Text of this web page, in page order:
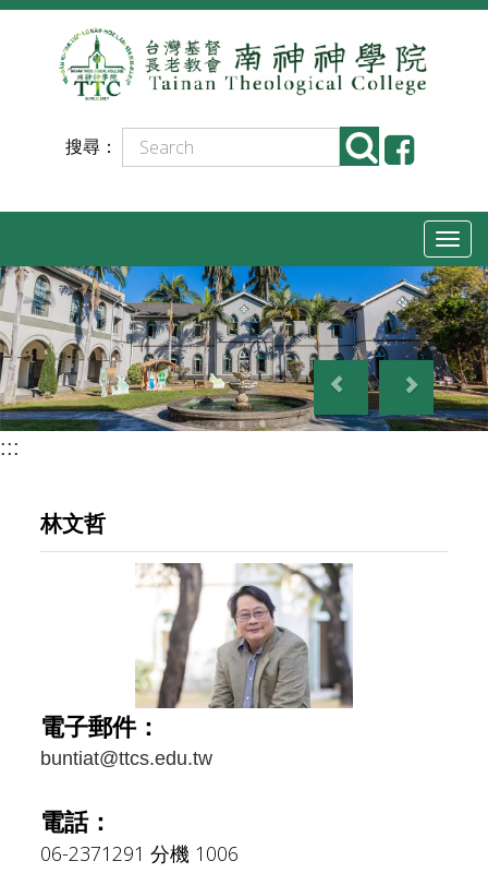
跳
搜尋：
T
o
g
g
l
e
P
r
e
s
e
x
:::
林文哲
電子郵件：
buntiat@ttcs.edu.tw
電話：
06-2371291 分機 1006